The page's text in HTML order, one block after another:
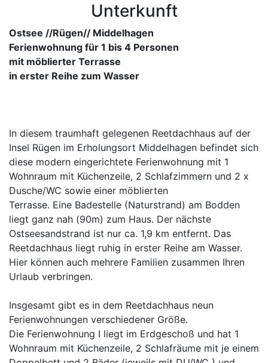
Unterkunft
Ostsee //Rügen// Middelhagen
Ferienwohnung für 1 bis 4 Personen
mit möblierter Terrasse
in erster Reihe zum Wasser
In diesem traumhaft gelegenen Reetdachhaus auf der
Insel Rügen im Erholungsort Middelhagen befindet sich
diese modern eingerichtete Ferienwohnung mit 1
Wohnraum mit Küchenzeile, 2 Schlafzimmern und 2 x
Dusche/WC sowie einer möblierten
Terrasse. Eine Badestelle (Naturstrand) am Bodden
liegt ganz nah (90m) zum Haus. Der nächste
Ostseesandstrand ist nur ca. 1,9 km entfernt. Das
Reetdachhaus liegt ruhig in erster Reihe am Wasser.
Hier können auch mehrere Familien zusammen Ihren
Urlaub verbringen.
Insgesamt gibt es in dem Reetdachhaus neun
Ferienwohnungen verschiedener Größe.
Die Ferienwohnung I liegt im Erdgeschoß und hat 1
Wohnraum mit Küchenzeile, 2 Schlafräume mit je einem